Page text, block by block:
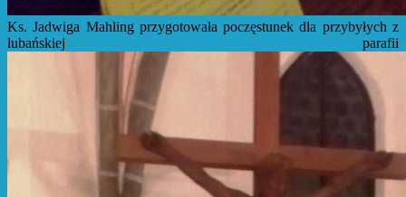
Ks. Jadwiga Mahling przygotowała poczęstunek dla przybyłych z
lubańskiej parafii